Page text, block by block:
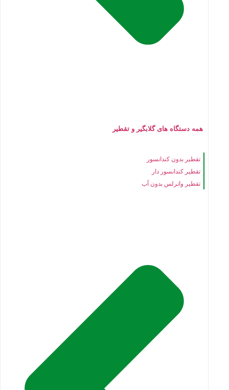
همه دستگاه های گلابگیر و تقطیر
تقطیر بدون کندانسور
تقطیر کندانسور دار
تقطیر واترلس بدون آب